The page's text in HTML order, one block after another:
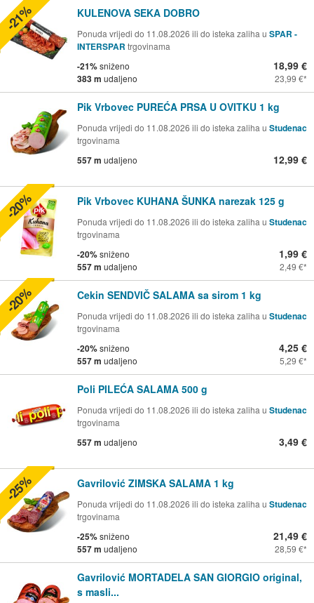
KULENOVA SEKA DOBRO
Ponuda vrijedi do 11.08.2026 ili do isteka zaliha u SPAR -
INTERSPAR trgovinama
-21%sniženo
383 m udaljeno
18,99 €
23,99 €
-21%
Pik Vrbovec PUREĆA PRSA U OVITKU 1 kg
Ponuda vrijedi do 11.08.2026 ili do isteka zaliha u Studenac
trgovinama
557 m udaljeno 12,99 €
Pik Vrbovec KUHANA ŠUNKA narezak 125 g
Ponuda vrijedi do 11.08.2026 ili do isteka zaliha u Studenac
trgovinama
-20%sniženo
557 m udaljeno
1,99 €
2,49 €
-20%
Cekin SENDVIČ SALAMA sa sirom 1 kg
Ponuda vrijedi do 11.08.2026 ili do isteka zaliha u Studenac
trgovinama
-20%sniženo
557 m udaljeno
4,25 €
5,29 €
-20%
Poli PILEĆA SALAMA 500 g
Ponuda vrijedi do 11.08.2026 ili do isteka zaliha u Studenac
trgovinama
557 m udaljeno 3,49 €
Gavrilović ZIMSKA SALAMA 1 kg
Ponuda vrijedi do 11.08.2026 ili do isteka zaliha u Studenac
trgovinama
-25%sniženo
557 m udaljeno
21,49 €
28,59 €
-25%
Gavrilović MORTADELA SAN GIORGIO original,
s masli...